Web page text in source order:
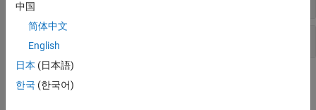
Check Information
中国
简体中文
English
日本 (日本語)
한국 (한국어)